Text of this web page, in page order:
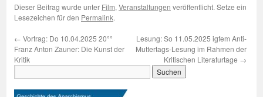
Dieser Beitrag wurde unter Film, Veranstaltungen veröffentlicht. Setze ein
Lesezeichen für den Permalink.
← Vortrag: Do 10.04.2025 20°°
Franz Anton Zauner: Die Kunst der
Kritik
Lesung: So 11.05.2025 igfem Anti-
Muttertags-Lesung im Rahmen der
Kritischen Literaturtage →